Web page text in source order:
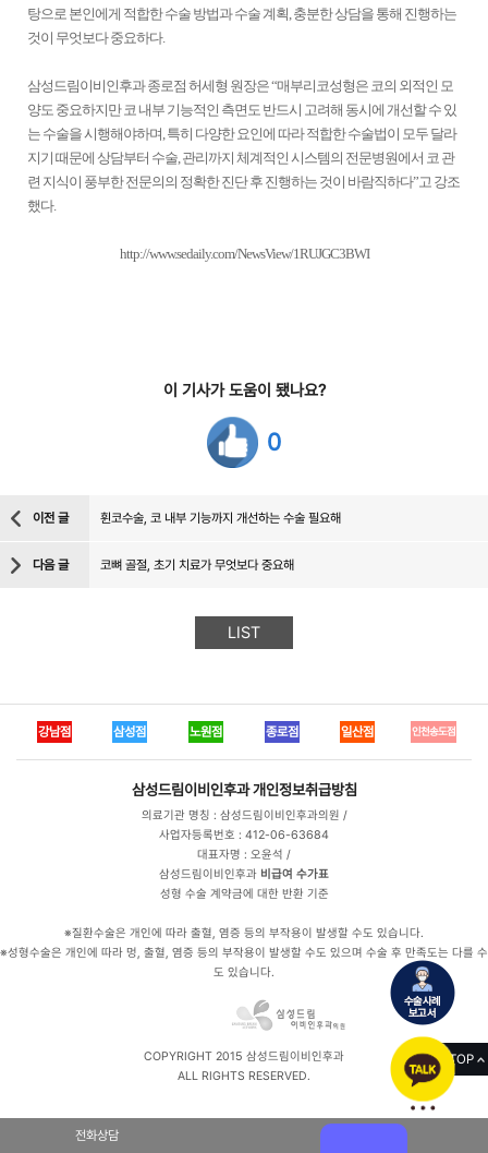
탕으로 본인에게 적합한 수술 방법과 수술 계획, 충분한 상담을 통해 진행하는
것이 무엇보다 중요하다.
삼성드림이비인후과 종로점 허세형 원장은 “매부리코성형은 코의 외적인 모
양도 중요하지만 코 내부 기능적인 측면도 반드시 고려해 동시에 개선할 수 있
는 수술을 시행해야하며, 특히 다양한 요인에 따라 적합한 수술법이 모두 달라
지기 때문에 상담부터 수술, 관리까지 체계적인 시스템의 전문병원에서 코 관
련 지식이 풍부한 전문의의 정확한 진단 후 진행하는 것이 바람직하다”고 강조
했다.
http://www.sedaily.com/NewsView/1RUJGC3BWI
이 기사가 도움이 됐나요?
0
이전 글 휜코수술, 코 내부 기능까지 개선하는 수술 필요해
다음 글 코뼈 골절, 초기 치료가 무엇보다 중요해
LIST
전화상담
강남점 삼성점 노원점 종로점 일산점 인천송도점
삼성드림이비인후과 개인정보취급방침
의료기관 명칭 : 삼성드림이비인후과의원 /
사업자등록번호 : 412-06-63684
대표자명 : 오윤석 /
삼성드림이비인후과 비급여 수가표
성형 수술 계약금에 대한 반환 기준
※질환수술은 개인에 따라 출혈, 염증 등의 부작용이 발생할 수도 있습니다.
※성형수술은 개인에 따라 멍, 출혈, 염증 등의 부작용이 발생할 수도 있으며 수술 후 만족도는 다를 수
도 있습니다.
COPYRIGHT 2015 삼성드림이비인후과
ALL RIGHTS RESERVED.
TOP